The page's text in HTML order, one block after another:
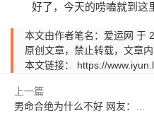
好了，今天的唠嗑就到这
本文由作者笔名：爱运网 于
原创文章，禁止转载，文章
本文链接： https://
上一篇
男命合绝为什么不好 网友：学到了新的知识！